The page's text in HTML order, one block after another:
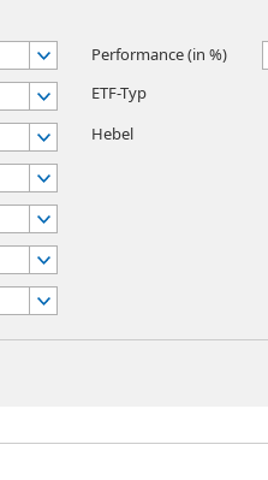
Performance (in %)
ETF-Typ
Hebel